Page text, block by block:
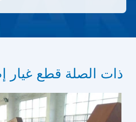
ذات الصلة قطع غيار